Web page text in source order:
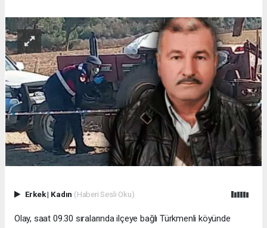
Erkek| Kadın (Haberi Sesli Oku)
Olay, saat 09.30 sıralarında ilçeye bağlı Türkmenli köyünde